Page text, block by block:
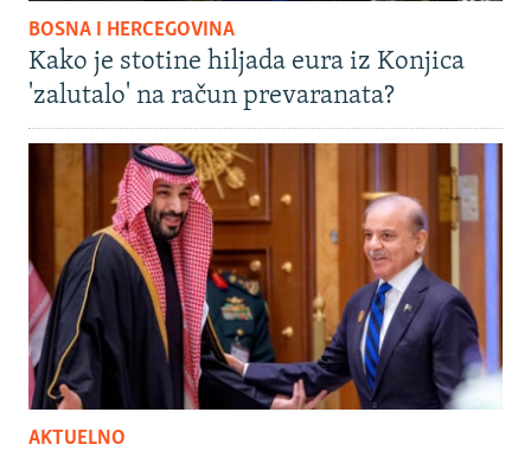
BOSNA I HERCEGOVINA
Kako je stotine hiljada eura iz Konjica
'zalutalo' na račun prevaranata?
AKTUELNO